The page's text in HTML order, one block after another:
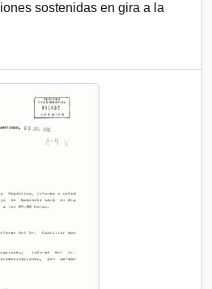
sostenidas en gira a la